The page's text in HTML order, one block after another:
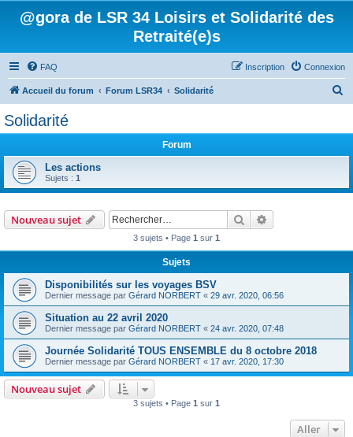
@gora de LSR 34 Loisirs et Solidarité des
Retraité(e)s
FAQ Connexion
Inscription
Accueil du forum Forum LSR34 Solidarité
Solidarité
Forum
Les actions
Sujets : 1
Nouveau sujet Rechercher
3 sujets • Page 1 sur 1
Sujets
Disponibilités sur les voyages BSV
Dernier message par Gérard NORBERT « 29 avr. 2020, 06:56
Situation au 22 avril 2020
Dernier message par Gérard NORBERT « 24 avr. 2020, 07:48
Journée Solidarité TOUS ENSEMBLE du 8 octobre 2018
Dernier message par Gérard NORBERT « 17 avr. 2020, 17:30
Nouveau sujet
3 sujets • Page 1 sur 1
Aller